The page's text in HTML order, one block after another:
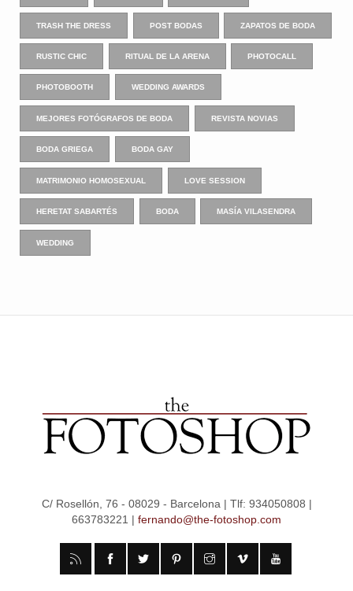
TRASH THE DRESS POST BODAS ZAPATOS DE BODA
RUSTIC CHIC RITUAL DE LA ARENA PHOTOCALL
PHOTOBOOTH WEDDING AWARDS
MEJORES FOTÓGRAFOS DE BODA REVISTA NOVIAS
BODA GRIEGA BODA GAY
MATRIMONIO HOMOSEXUAL LOVE SESSION
HERETAT SABARTÉS BODA MASÍA VILASENDRA
WEDDING
C/ Rosellón, 76 - 08029 - Barcelona | Tlf: 934050808 |
663783221 | fernando@the-fotoshop.com